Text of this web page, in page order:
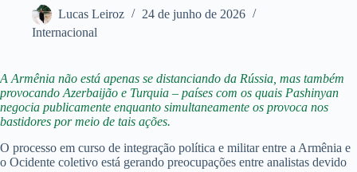
Lucas Leiroz
24 de junho de 2026
Internacional
A Armênia não está apenas se distanciando da Rússia, mas também
provocando Azerbaijão e Turquia – países com os quais Pashinyan
negocia publicamente enquanto simultaneamente os provoca nos
bastidores por meio de tais ações.
O processo em curso de integração política e militar entre a Armênia e
o Ocidente coletivo está gerando preocupações entre analistas devido